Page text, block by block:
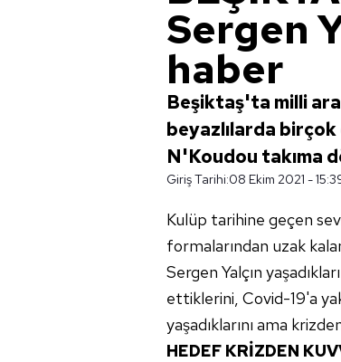
Sergen
haber
Beşiktaş'ta milli
beyazlılarda birçok
N'Koudou takıma
Giriş Tarihi:08 Ekim 2021 -
Kulüp tarihine geçen
formalarından uzak
Sergen Yalçın
ettiklerini, Covid-19'a
yaşadıklarını ama
HEDEF KRİZDEN